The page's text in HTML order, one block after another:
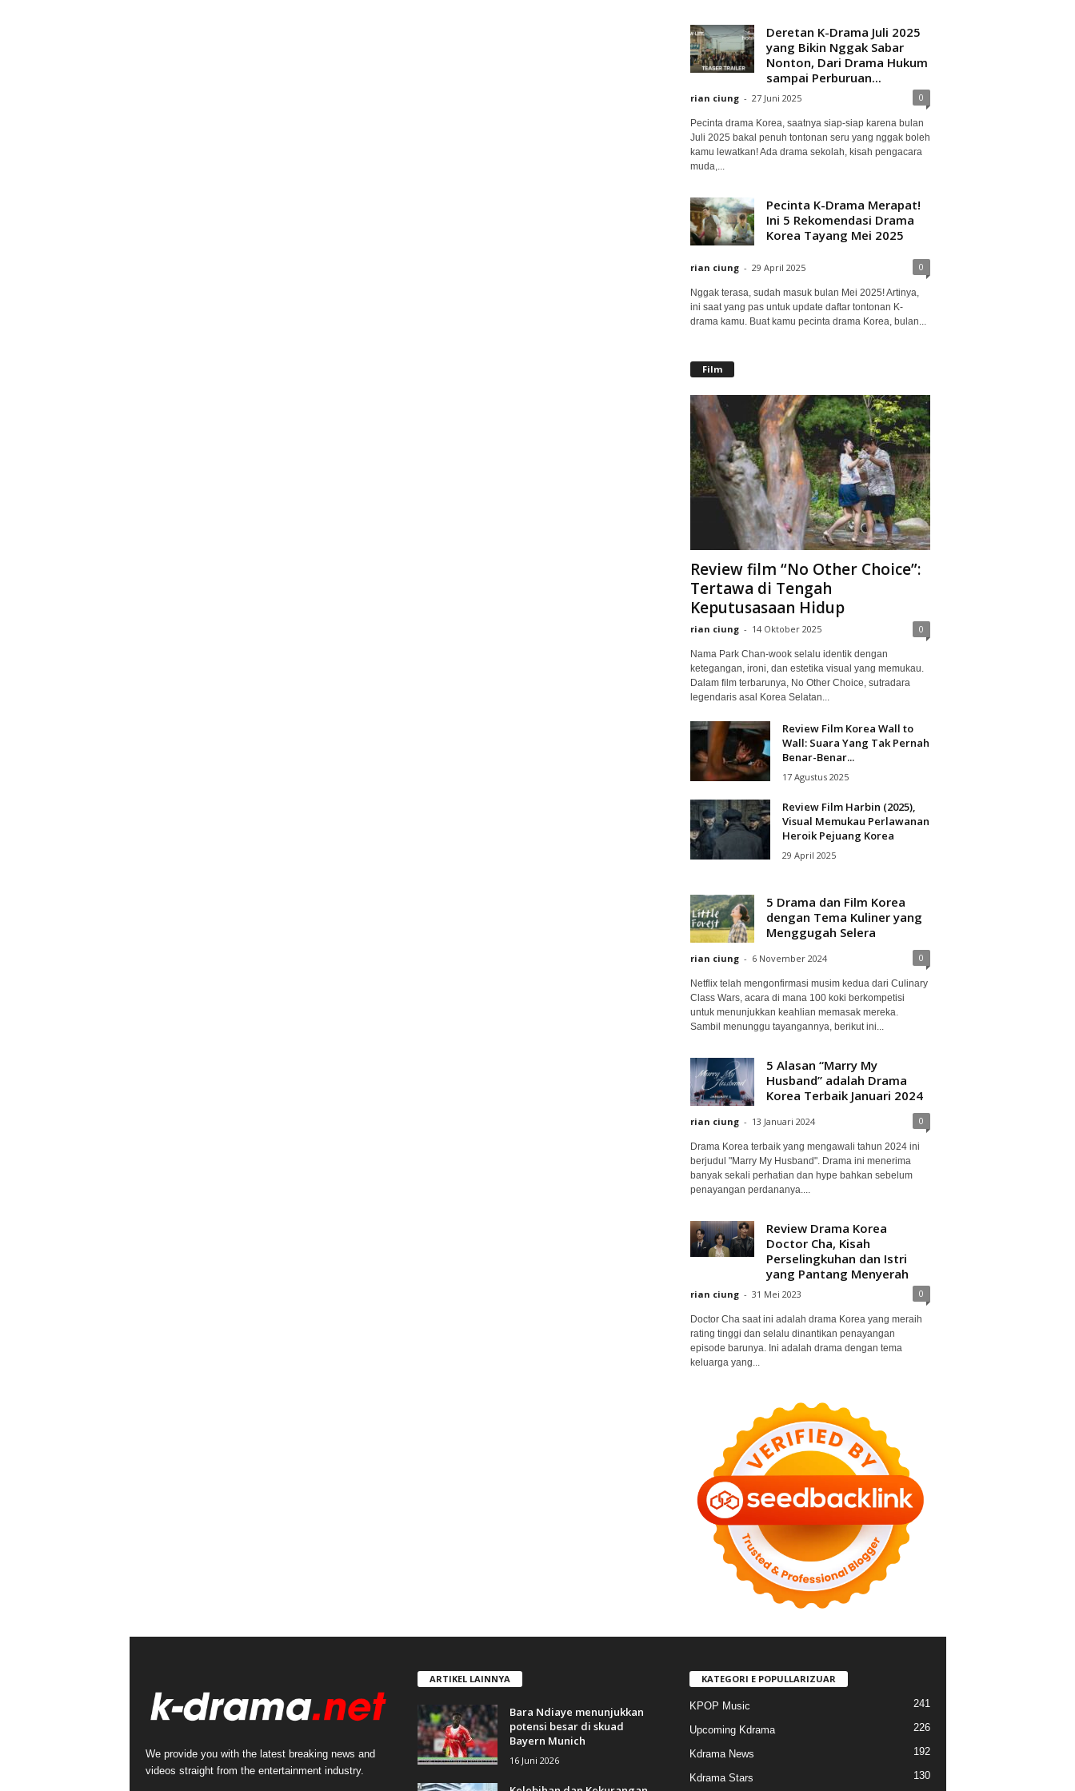
Deretan K-Drama Juli 2025
yang Bikin Nggak Sabar
Nonton, Dari Drama Hukum
sampai Perburuan...
rian ciung - 27 Juni 2025 0
Pecinta drama Korea, saatnya siap-siap karena bulan
Juli 2025 bakal penuh tontonan seru yang nggak boleh
kamu lewatkan! Ada drama sekolah, kisah pengacara
muda,...
Pecinta K-Drama Merapat!
Ini 5 Rekomendasi Drama
Korea Tayang Mei 2025
rian ciung - 29 April 2025 0
Nggak terasa, sudah masuk bulan Mei 2025! Artinya,
ini saat yang pas untuk update daftar tontonan K-
drama kamu. Buat kamu pecinta drama Korea, bulan...
Film
Review film “No Other Choice”:
Tertawa di Tengah
Keputusasaan Hidup
rian ciung - 14 Oktober 2025 0
Nama Park Chan-wook selalu identik dengan
ketegangan, ironi, dan estetika visual yang memukau.
Dalam film terbarunya, No Other Choice, sutradara
legendaris asal Korea Selatan...
Review Film Korea Wall to
Wall: Suara Yang Tak Pernah
Benar-Benar...
17 Agustus 2025
Review Film Harbin (2025),
Visual Memukau Perlawanan
Heroik Pejuang Korea
29 April 2025
5 Drama dan Film Korea
dengan Tema Kuliner yang
Menggugah Selera
rian ciung - 6 November 2024 0
Netflix telah mengonfirmasi musim kedua dari Culinary
Class Wars, acara di mana 100 koki berkompetisi
untuk menunjukkan keahlian memasak mereka.
Sambil menunggu tayangannya, berikut ini...
5 Alasan “Marry My
Husband” adalah Drama
Korea Terbaik Januari 2024
rian ciung - 13 Januari 2024 0
Drama Korea terbaik yang mengawali tahun 2024 ini
berjudul "Marry My Husband". Drama ini menerima
banyak sekali perhatian dan hype bahkan sebelum
penayangan perdananya....
Review Drama Korea
Doctor Cha, Kisah
Perselingkuhan dan Istri
yang Pantang Menyerah
rian ciung - 31 Mei 2023 0
Doctor Cha saat ini adalah drama Korea yang meraih
rating tinggi dan selalu dinantikan penayangan
episode barunya. Ini adalah drama dengan tema
keluarga yang...
We provide you with the latest breaking news and
videos straight from the entertainment industry.
ARTIKEL LAINNYA
Bara Ndiaye menunjukkan
potensi besar di skuad
Bayern Munich
16 Juni 2026
KATEGORI E POPULLARIZUAR
KPOP Music 241
Upcoming Kdrama 226
Kdrama News 192
Kdrama Stars 130